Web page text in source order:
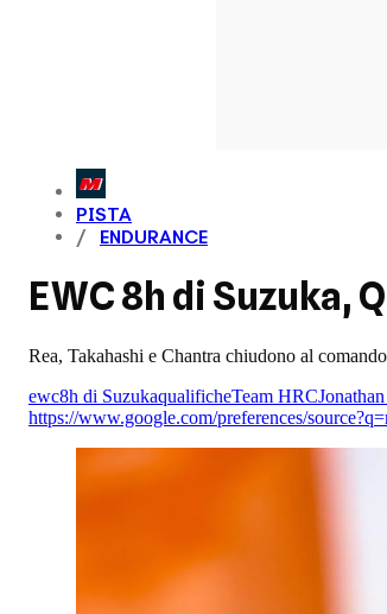
PISTA
ENDURANCE
EWC 8h di Suzuka,
Rea, Takahashi e Chantra chiudono al
ewc8h di SuzukaqualificheTeam HRC
https://www.google.com/preferences/